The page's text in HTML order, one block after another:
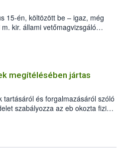
15-én, költözött be – igaz, még
kir. állami vetőmagvizsgáló
szám alatti, Czigler Győző által
megítélésében jártas
tartásáról és forgalmazásáról szóló
szabályozza az eb okozta fizikai
keletkezésekor felmerülő
a veszélyes eb tartását és annak
megítélésében jártas szakértőt.